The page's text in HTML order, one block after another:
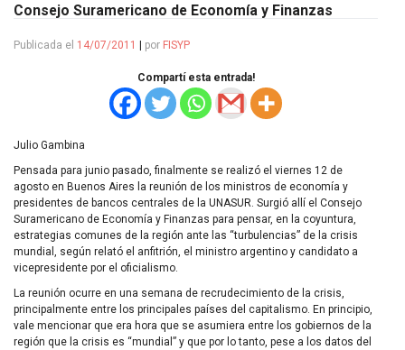
Consejo Suramericano de Economía y Finanzas
Publicada el 14/07/2011 | por FISYP
Compartí esta entrada!
Julio Gambina
Pensada para junio pasado, finalmente se realizó el viernes 12 de
agosto en Buenos Aires la reunión de los ministros de economía y
presidentes de bancos centrales de la UNASUR. Surgió allí el Consejo
Suramericano de Economía y Finanzas para pensar, en la coyuntura,
estrategias comunes de la región ante las “turbulencias” de la crisis
mundial, según relató el anfitrión, el ministro argentino y candidato a
vicepresidente por el oficialismo.
La reunión ocurre en una semana de recrudecimiento de la crisis,
principalmente entre los principales países del capitalismo. En principio,
vale mencionar que era hora que se asumiera entre los gobiernos de la
región que la crisis es “mundial” y que por lo tanto, pese a los datos del